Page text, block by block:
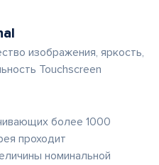
изображения, яркость,
Touchscreen
более 1000
проходит
номинальной